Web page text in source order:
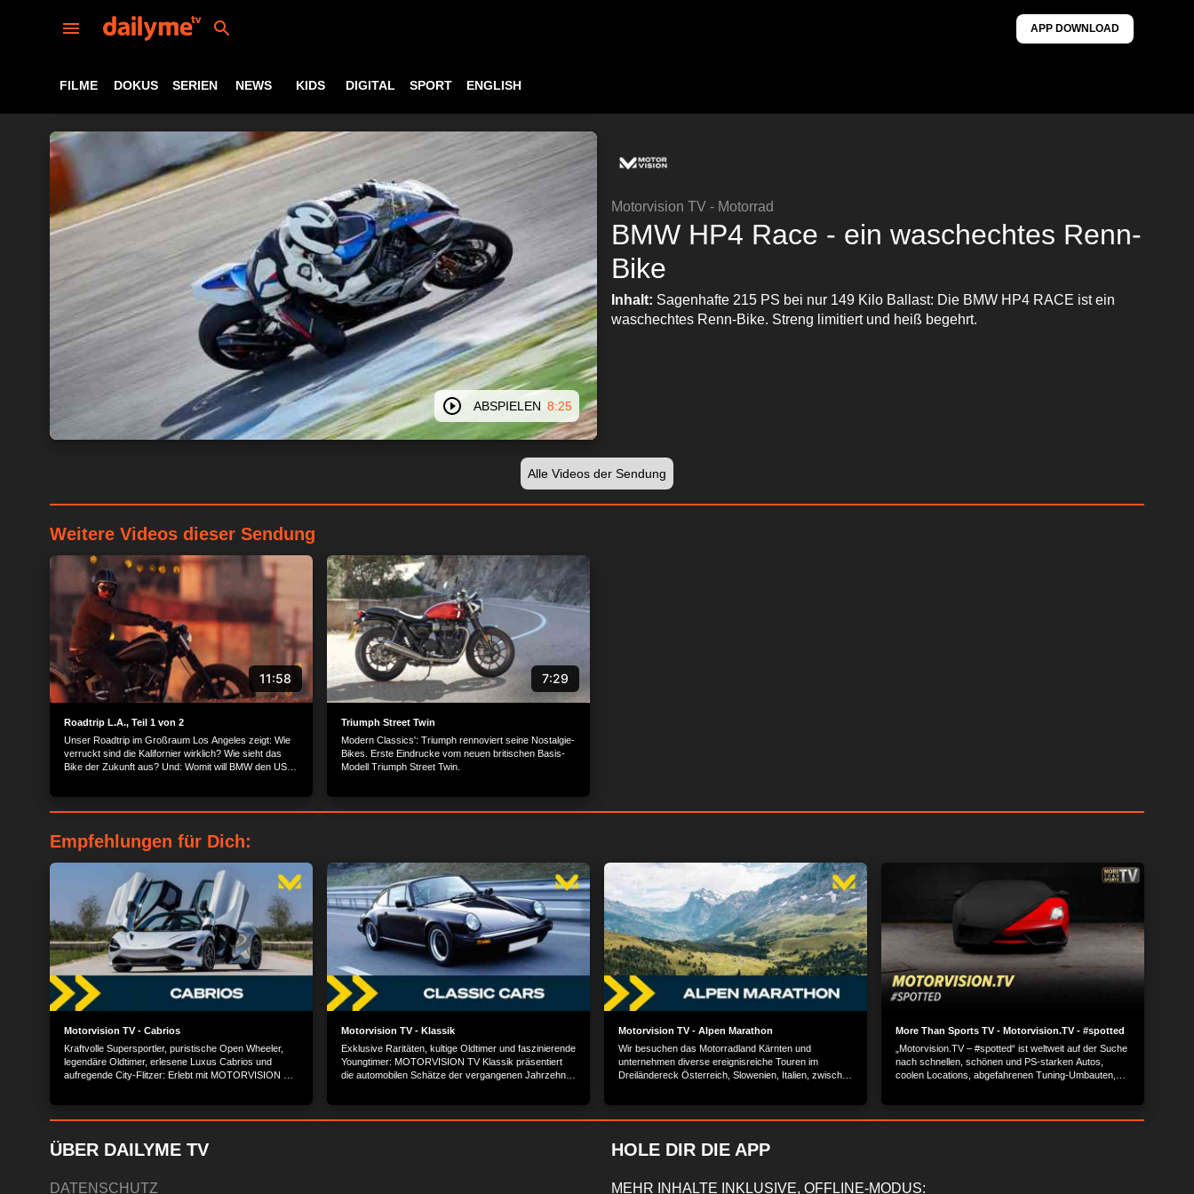
APP DOWNLOAD
FILME DOKUS SERIEN NEWS KIDS DIGITAL SPORT ENGLISH
ABSPIELEN 8:25
Motorvision TV - Motorrad
BMW HP4 Race - ein waschechtes Renn-
Bike
Inhalt: Sagenhafte 215 PS bei nur 149 Kilo Ballast: Die BMW HP4 RACE ist ein
waschechtes Renn-Bike. Streng limitiert und heiß begehrt.
Alle Videos der Sendung
Weitere Videos dieser Sendung
11:58
Roadtrip L.A., Teil 1 von 2
Unser Roadtrip im Großraum Los Angeles zeigt: Wie
verruckt sind die Kalifornier wirklich? Wie sieht das
Bike der Zukunft aus? Und: Womit will BMW den US-
7:29
Triumph Street Twin
Modern Classics': Triumph rennoviert seine Nostalgie-
Bikes. Erste Eindrucke vom neuen britischen Basis-
Modell Triumph Street Twin.
Empfehlungen für Dich:
Motorvision TV - Cabrios
Kraftvolle Supersportler, puristische Open Wheeler,
legendäre Oldtimer, erlesene Luxus Cabrios und
aufregende City-Flitzer: Erlebt mit MOTORVISION TV
Motorvision TV - Klassik
Exklusive Raritäten, kultige Oldtimer und faszinierende
Youngtimer: MOTORVISION TV Klassik präsentiert
die automobilen Schätze der vergangenen Jahrzehnte
Motorvision TV - Alpen Marathon
Wir besuchen das Motorradland Kärnten und
unternehmen diverse ereignisreiche Touren im
Dreiländereck Österreich, Slowenien, Italien, zwischen
More Than Sports TV - Motorvision.TV - #spotted
„Motorvision.TV – #spotted“ ist weltweit auf der Suche
nach schnellen, schönen und PS-starken Autos,
coolen Locations, abgefahrenen Tuning-Umbauten,
ÜBER DAILYME TV
DATENSCHUTZ
HOLE DIR DIE APP
MEHR INHALTE INKLUSIVE, OFFLINE-MODUS: